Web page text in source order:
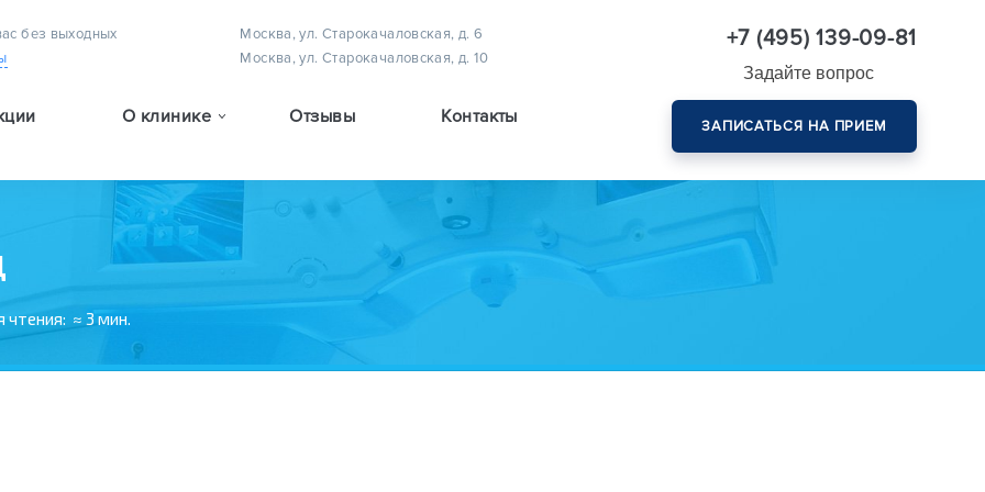
без выходных
Москва, ул. Старокачаловская, д. 6
Москва, ул. Старокачаловская, д. 10
О клинике Отзывы Контакты
+7 (495) 139-09-81
Задайте вопрос
ЗАПИСАТЬСЯ НА ПРИЕМ
чтения: ≈ 3 мин.